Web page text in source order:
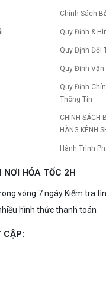
Chính Sách
Quy Định &
Quy Định Đổi
Quy Định Vận
Quy Định
Thông Tin
CHÍNH SÁCH
HÀNG KÊNH
Hành Trình
NƠI HỎA TỐC 2H
vòng 7 ngày Kiểm tra
hình thức thanh toán
CẬP: